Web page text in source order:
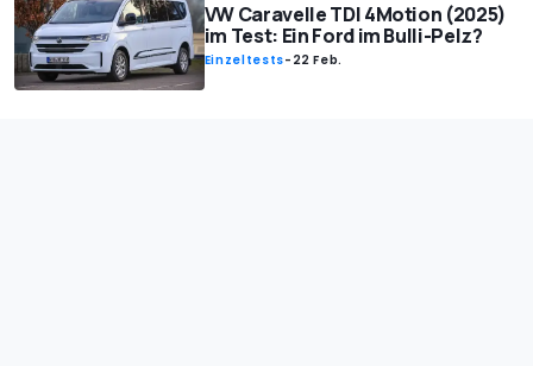
VW Caravelle TDI 4Motion (2025)
im Test: Ein Ford im Bulli-Pelz?
Einzeltests- 22 Feb.